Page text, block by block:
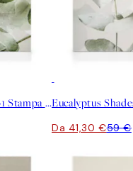
Eucalyptus Shades No1 Stampa su Tela
Da 41,30 €59 €